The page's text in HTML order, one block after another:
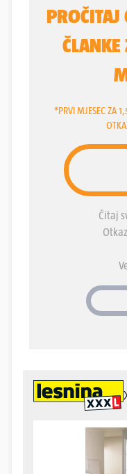
prijetnje, ona o
Muskovim
deportaciji